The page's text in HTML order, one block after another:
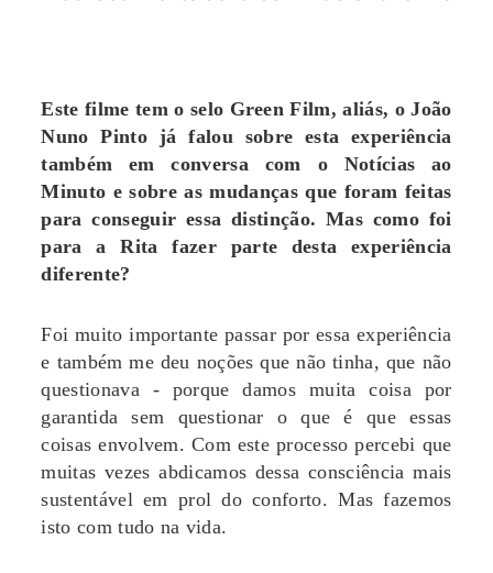
Este filme tem o selo Green Film, aliás, o João
Nuno Pinto já falou sobre esta experiência
também em conversa com o Notícias ao
Minuto e sobre as mudanças que foram feitas
para conseguir essa distinção. Mas como foi
para a Rita fazer parte desta experiência
diferente?
Foi muito importante passar por essa experiência
e também me deu noções que não tinha, que não
questionava - porque damos muita coisa por
garantida sem questionar o que é que essas
coisas envolvem. Com este processo percebi que
muitas vezes abdicamos dessa consciência mais
sustentável em prol do conforto. Mas fazemos
isto com tudo na vida.